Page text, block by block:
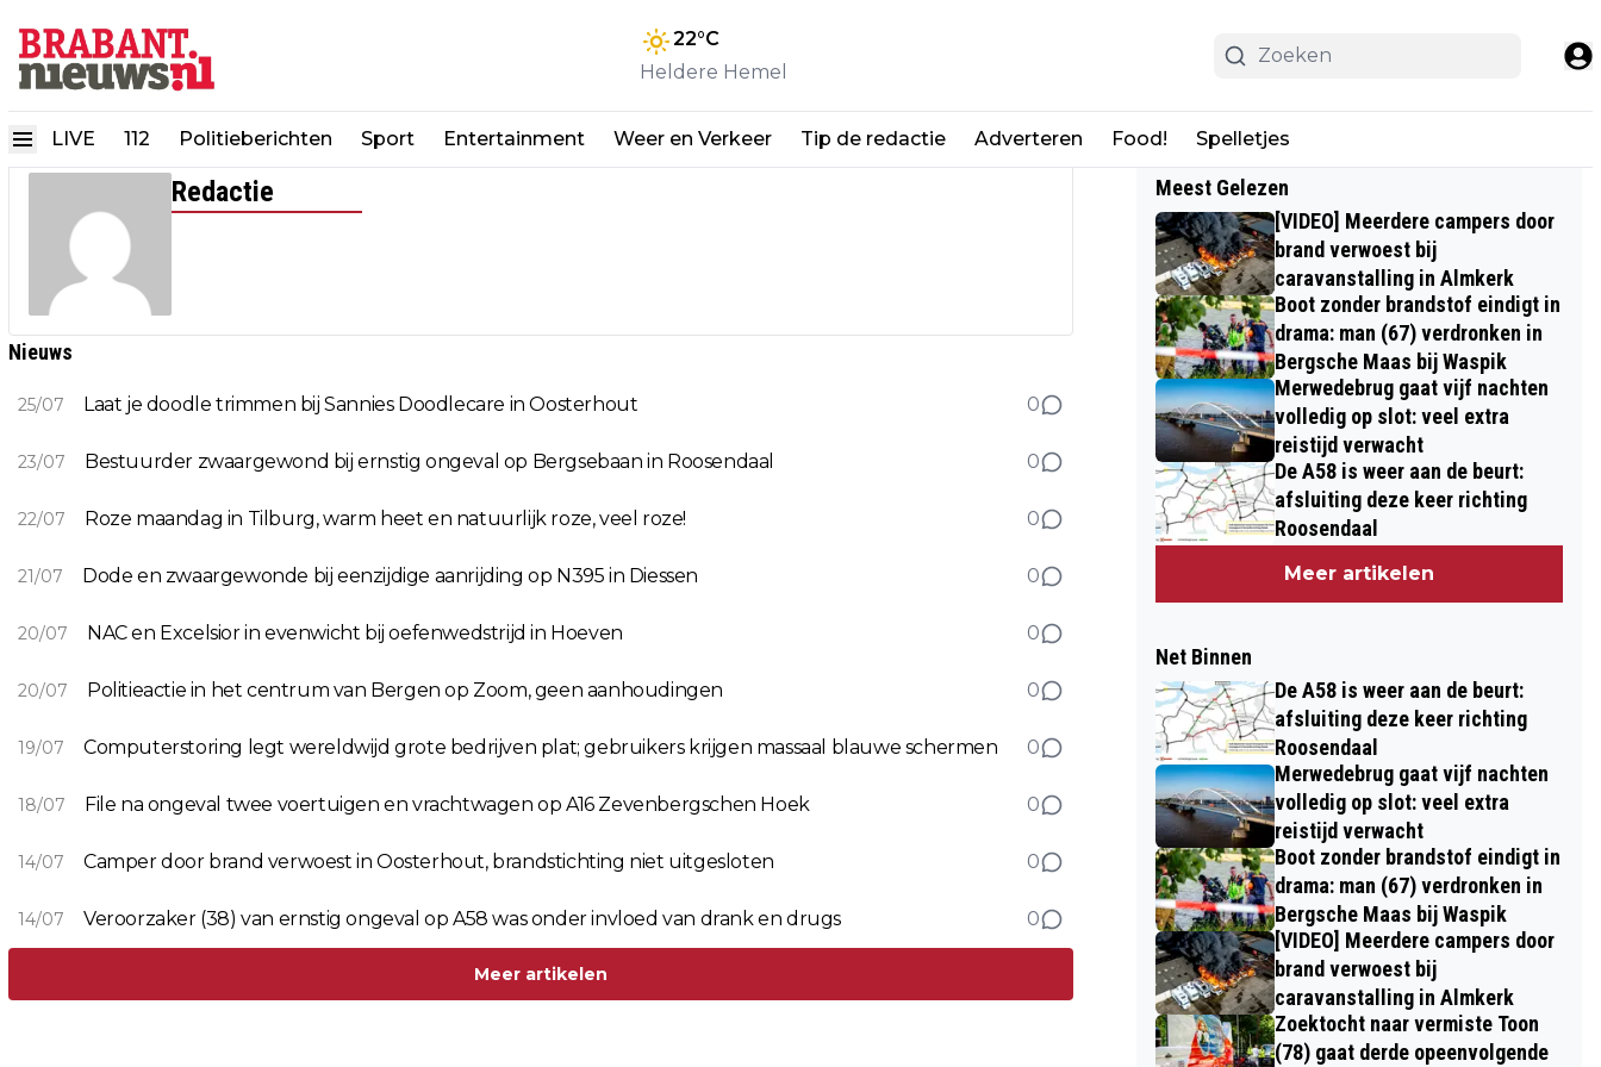
22°C
Heldere Hemel
LIVE 112 Politieberichten Sport Entertainment Weer en Verkeer Tip de redactie Adverteren Food! Spelletjes
Redactie
Nieuws
25/07 Laat je doodle trimmen bij Sannies Doodlecare in Oosterhout 0
23/07 Bestuurder zwaargewond bij ernstig ongeval op Bergsebaan in Roosendaal 0
22/07 Roze maandag in Tilburg, warm heet en natuurlijk roze, veel roze! 0
21/07 Dode en zwaargewonde bij eenzijdige aanrijding op N395 in Diessen 0
20/07 NAC en Excelsior in evenwicht bij oefenwedstrijd in Hoeven 0
20/07 Politieactie in het centrum van Bergen op Zoom, geen aanhoudingen 0
19/07 Computerstoring legt wereldwijd grote bedrijven plat; gebruikers krijgen massaal blauwe schermen 0
18/07 File na ongeval twee voertuigen en vrachtwagen op A16 Zevenbergschen Hoek 0
14/07 Camper door brand verwoest in Oosterhout, brandstichting niet uitgesloten 0
14/07 Veroorzaker (38) van ernstig ongeval op A58 was onder invloed van drank en drugs 0
Meer artikelen
Meest Gelezen
[VIDEO] Meerdere campers door
brand verwoest bij
caravanstalling in Almkerk
Boot zonder brandstof eindigt in
drama: man (67) verdronken in
Bergsche Maas bij Waspik
Merwedebrug gaat vijf nachten
volledig op slot: veel extra
reistijd verwacht
De A58 is weer aan de beurt:
afsluiting deze keer richting
Roosendaal
Meer artikelen
Net Binnen
De A58 is weer aan de beurt:
afsluiting deze keer richting
Roosendaal
Merwedebrug gaat vijf nachten
volledig op slot: veel extra
reistijd verwacht
Boot zonder brandstof eindigt in
drama: man (67) verdronken in
Bergsche Maas bij Waspik
[VIDEO] Meerdere campers door
brand verwoest bij
caravanstalling in Almkerk
Zoektocht naar vermiste Toon
(78) gaat derde opeenvolgende